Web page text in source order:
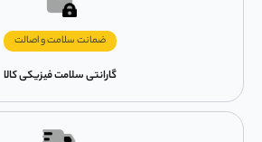
ضمانت سلامت و اصالت
گارانتی سلامت فیزیکی کالا